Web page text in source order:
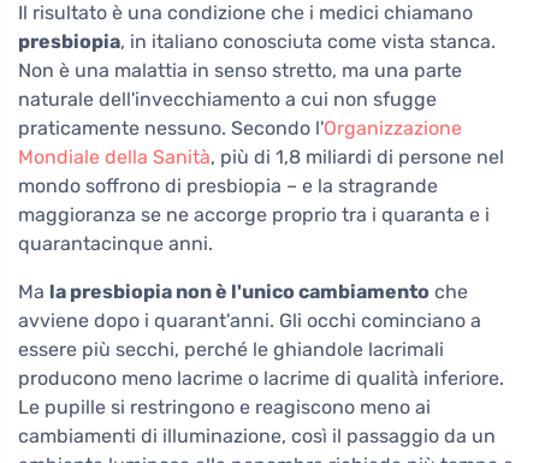
Il risultato è una condizione che i medici chiamano
presbiopia, in italiano conosciuta come vista stanca.
Non è una malattia in senso stretto, ma una parte
naturale dell'invecchiamento a cui non sfugge
praticamente nessuno. Secondo l'Organizzazione
Mondiale della Sanità, più di 1,8 miliardi di persone nel
mondo soffrono di presbiopia – e la stragrande
maggioranza se ne accorge proprio tra i quaranta e i
quarantacinque anni.
Ma la presbiopia non è l'unico cambiamento che
avviene dopo i quarant'anni. Gli occhi cominciano a
essere più secchi, perché le ghiandole lacrimali
producono meno lacrime o lacrime di qualità inferiore.
Le pupille si restringono e reagiscono meno ai
cambiamenti di illuminazione, così il passaggio da un